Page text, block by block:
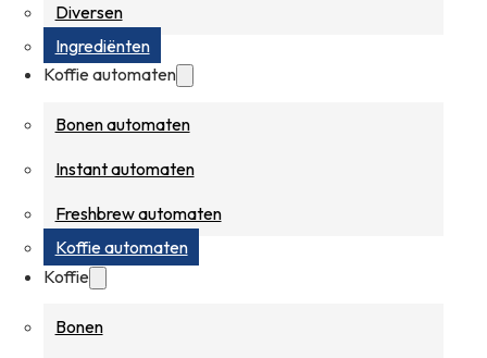
Diversen
Ingrediënten
Koffie automaten
Bonen automaten
Instant automaten
Freshbrew automaten
Koffie automaten
Koffie
Bonen